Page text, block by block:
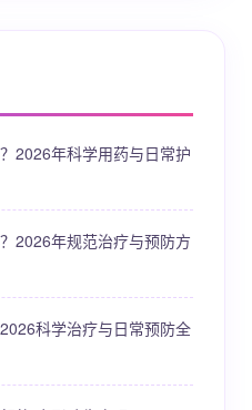
2026年科学用药与日常护
2026年规范治疗与预防方
科学治疗与日常预防全